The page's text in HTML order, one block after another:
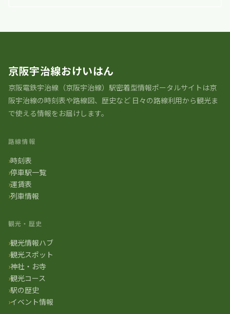
京阪宇治線おけいはん
京阪電鉄宇治線（京阪宇治線）駅密着型情報ポータルサイトは京
阪宇治線の時刻表や路線図、歴史など 日々の路線利用から観光ま
で使える情報をお届けします。
路線情報
時刻表
停車駅一覧
運賃表
列車情報
観光・歴史
観光情報ハブ
観光スポット
神社・お寺
観光コース
駅の歴史
イベント情報